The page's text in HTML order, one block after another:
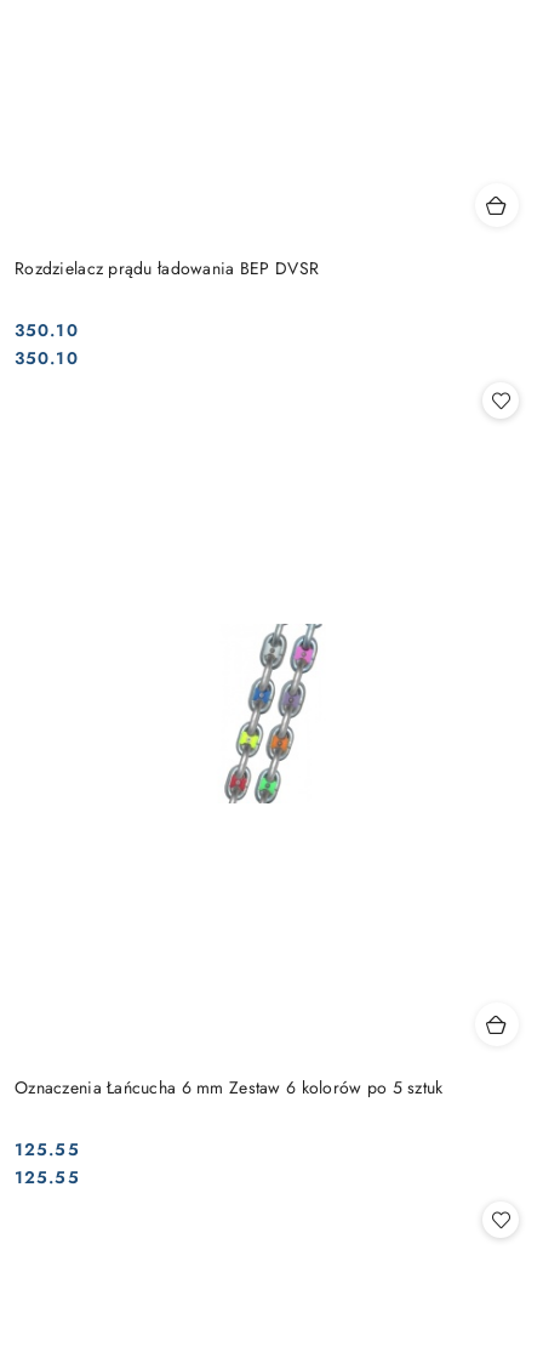
Rozdzielacz prądu ładowania BEP DVSR
Cena:
350.10
Cena:
350.10
Oznaczenia Łańcucha 6 mm Zestaw 6 kolorów po 5 sztuk
Cena:
125.55
Cena:
125.55